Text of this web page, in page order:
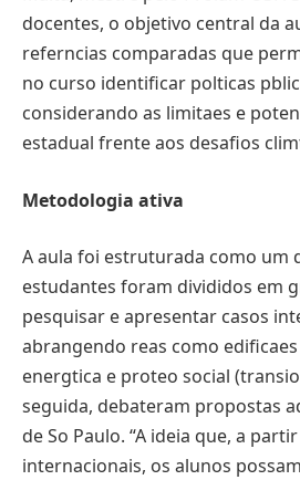
docentes, o objetivo central da
referncias comparadas que
no curso identificar polticas
considerando as limitaes e
estadual frente aos desafios
Metodologia ativa
A aula foi estruturada como um
estudantes foram divididos em
pesquisar e apresentar casos
abrangendo reas como
energtica e proteo social
seguida, debateram propostas
de So Paulo. “A ideia que, a
internacionais, os alunos